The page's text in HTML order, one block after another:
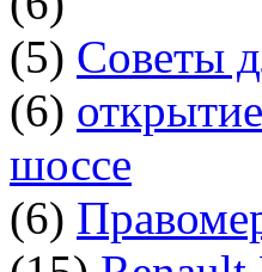
(5) Советы
(6)
шоссе
(6)